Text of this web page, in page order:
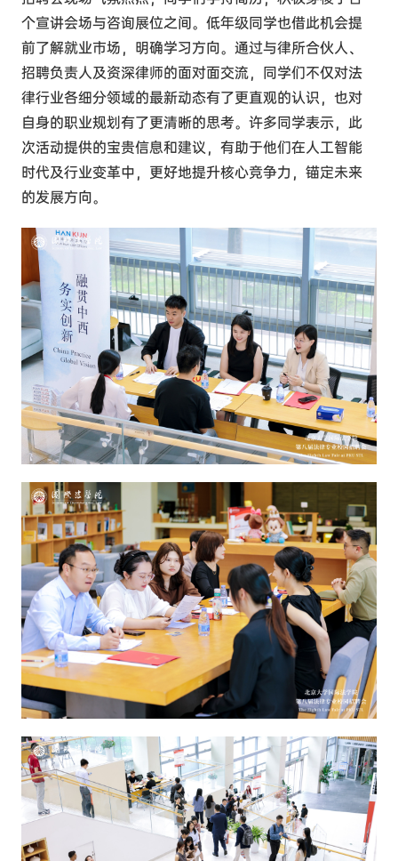
个宣讲会场与咨询展位之间。低年级同学也借此机会提
前了解就业市场，明确学习方向。通过与律所合伙人、
招聘负责人及资深律师的面对面交流，同学们不仅对法
律行业各细分领域的最新动态有了更直观的认识，也对
自身的职业规划有了更清晰的思考。许多同学表示，此
次活动提供的宝贵信息和建议，有助于他们在人工智能
时代及行业变革中，更好地提升核心竞争力，锚定未来
的发展方向。